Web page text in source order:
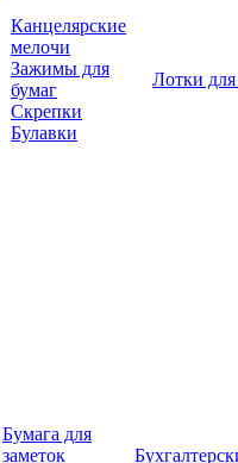
Канцелярские
мелочи
Зажимы для
бумаг
Скрепки
Булавки
Лотки
Бумага для
заметок